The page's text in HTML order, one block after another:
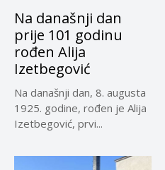
Na današnji dan
prije 101 godinu
rođen Alija
Izetbegović
Na današnji dan, 8. augusta
1925. godine, rođen je Alija
Izetbegović, prvi...